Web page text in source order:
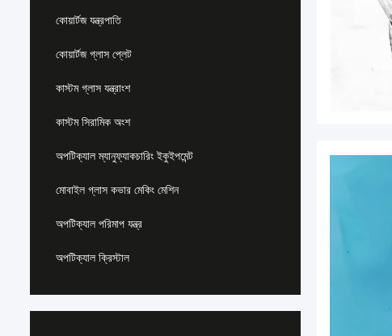
কোয়ার্টজ যন্ত্রপাতি
কোয়ার্টজ গ্লাস প্লেট
কাস্টম গ্লাস যন্ত্রাংশ
কাস্টম সিরামিক অংশ
অপটিক্যাল ম্যানুফ্যাকচারিং ইকুইপমেন্ট
মোবাইল গ্লাস কভার মেকিং মেশিন
অপটিক্যাল পরিমাপ যন্ত্র
অপটিক্যাল ক্রিস্টাল